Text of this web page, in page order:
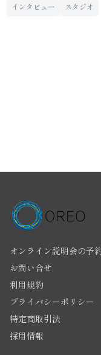
インタビュー
スタジオ
オンライン説明会の予
お問い合せ
利用規約
プライバシーポリシー
特定商取引法
採用情報